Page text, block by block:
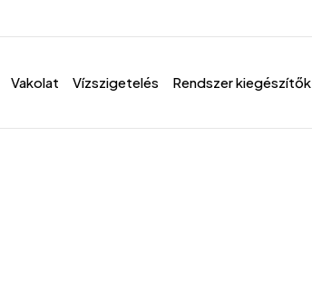
Vakolat Vízszigetelés Rendszer kiegészítők